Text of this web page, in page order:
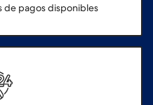
de pagos disponibles